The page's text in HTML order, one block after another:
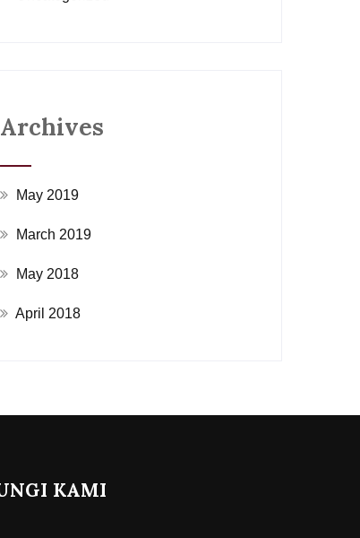
Archives
May 2019
March 2019
May 2018
April 2018
KAMI